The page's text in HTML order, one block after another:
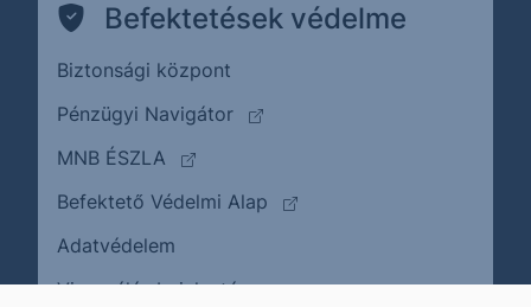
Befektetések védelme
Biztonsági központ
Pénzügyi Navigátor
(külső oldalra ugrik)
MNB ÉSZLA
(külső oldalra ugrik)
Befektető Védelmi Alap
(külső oldalra ugrik)
Adatvédelem
Visszaélés bejelentése(külső oldalra ugrik)